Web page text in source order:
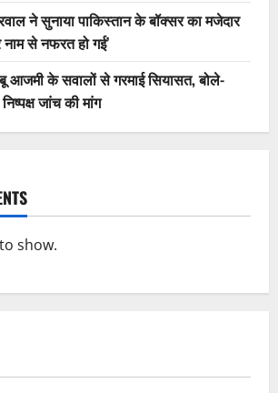
ने सुनाया पाकिस्तान के बॉक्सर का मजेदार
से नफरत हो गई’
आजमी के सवालों से गरमाई सियासत, बोले-
जांच की मांग
show.